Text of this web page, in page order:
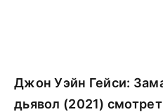
Джон Уэйн Гейси:
дьявол (2021)